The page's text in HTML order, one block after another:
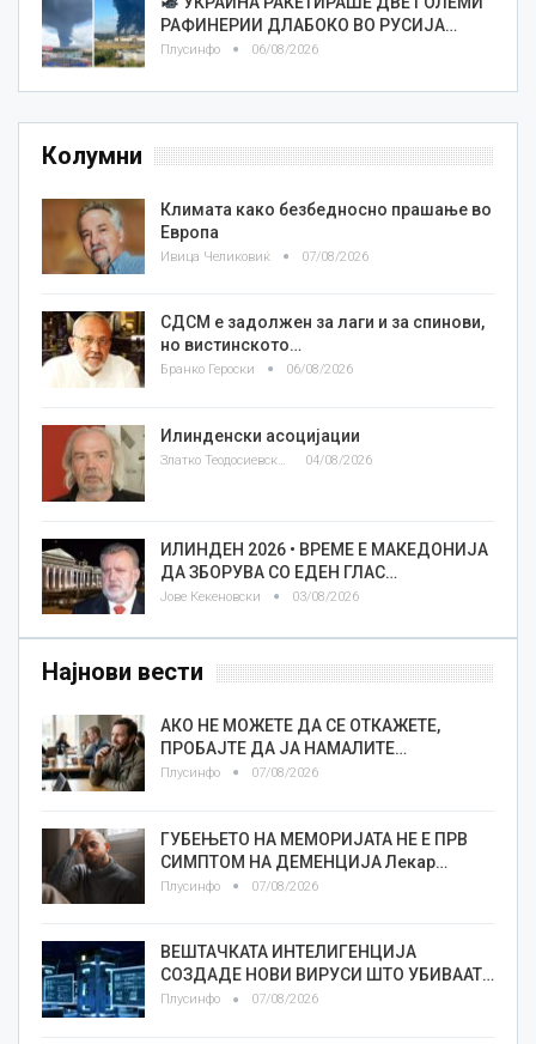
РАФИНЕРИИ ДЛАБОКО ВО РУСИЈА…
Плусинфо 06/08/2026
Колумни
Климата како безбедносно прашање во
Европа
Ивица Челиковиќ 07/08/2026
СДСМ е задолжен за лаги и за спинови,
но вистинското…
Бранко Героски 06/08/2026
Илинденски асоцијации
Златко Теодосиевски 04/08/2026
ИЛИНДЕН 2026 • ВРЕМЕ Е МАКЕДОНИЈА
ДА ЗБОРУВА СО ЕДЕН ГЛАС…
Јове Кекеновски 03/08/2026
Најнови вести
АКО НЕ МОЖЕТЕ ДА СЕ ОТКАЖЕТЕ,
ПРОБАЈТЕ ДА ЈА НАМАЛИТЕ…
Плусинфо 07/08/2026
ГУБЕЊЕТО НА МЕМОРИЈАТА НЕ Е ПРВ
СИМПТОМ НА ДЕМЕНЦИЈА Лекар…
Плусинфо 07/08/2026
ВЕШТАЧКАТА ИНТЕЛИГЕНЦИЈА
СОЗДАДЕ НОВИ ВИРУСИ ШТО УБИВААТ…
Плусинфо 07/08/2026